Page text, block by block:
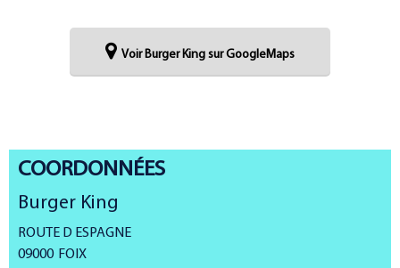
Voir Burger King sur GoogleMaps
COORDONNÉES
Burger King
ROUTE D ESPAGNE
09000 FOIX